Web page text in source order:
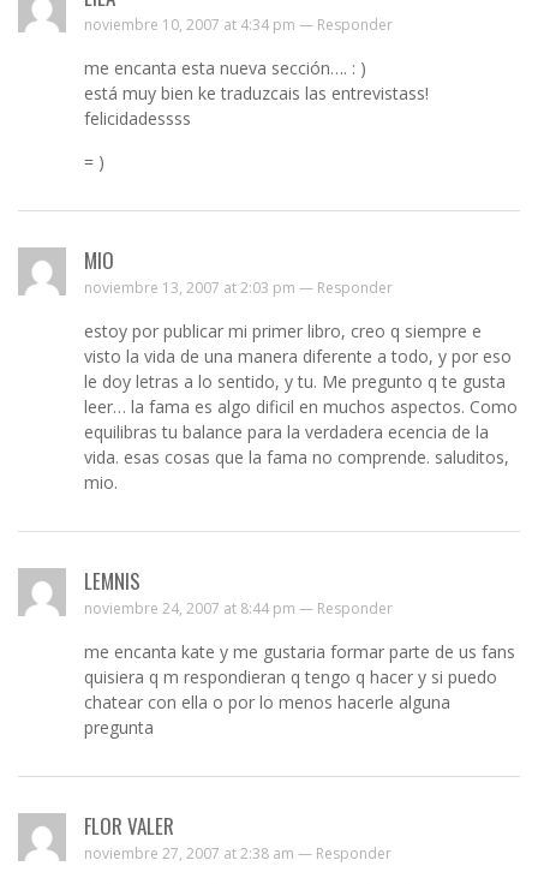
noviembre 10, 2007 at 4:34 pm — Responder
me encanta esta nueva sección…. : )
está muy bien ke traduzcais las entrevistass!
felicidadessss
= )
MIO
noviembre 13, 2007 at 2:03 pm — Responder
estoy por publicar mi primer libro, creo q siempre e
visto la vida de una manera diferente a todo, y por eso
le doy letras a lo sentido, y tu. Me pregunto q te gusta
leer… la fama es algo dificil en muchos aspectos. Como
equilibras tu balance para la verdadera ecencia de la
vida. esas cosas que la fama no comprende. saluditos,
mio.
LEMNIS
noviembre 24, 2007 at 8:44 pm — Responder
me encanta kate y me gustaria formar parte de us fans
quisiera q m respondieran q tengo q hacer y si puedo
chatear con ella o por lo menos hacerle alguna
pregunta
FLOR VALER
noviembre 27, 2007 at 2:38 am — Responder